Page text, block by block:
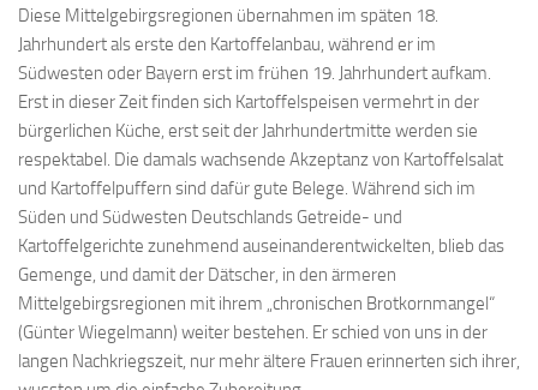
Diese Mittelgebirgsregionen übernahmen im späten 18.
Jahrhundert als erste den Kartoffelanbau, während er im
Südwesten oder Bayern erst im frühen 19. Jahrhundert aufkam.
Erst in dieser Zeit finden sich Kartoffelspeisen vermehrt in der
bürgerlichen Küche, erst seit der Jahrhundertmitte werden sie
respektabel. Die damals wachsende Akzeptanz von Kartoffelsalat
und Kartoffelpuffern sind dafür gute Belege. Während sich im
Süden und Südwesten Deutschlands Getreide- und
Kartoffelgerichte zunehmend auseinanderentwickelten, blieb das
Gemenge, und damit der Dätscher, in den ärmeren
Mittelgebirgsregionen mit ihrem „chronischen Brotkornmangel“
(Günter Wiegelmann) weiter bestehen. Er schied von uns in der
langen Nachkriegszeit, nur mehr ältere Frauen erinnerten sich ihrer,